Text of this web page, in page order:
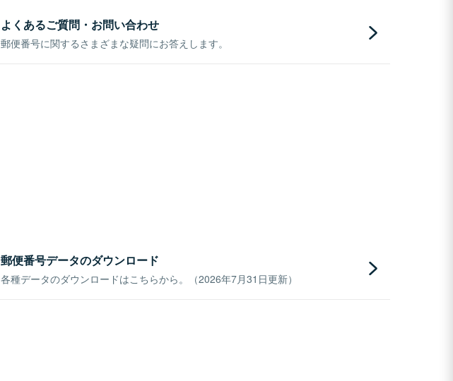
よくあるご質問・お問い合わせ
郵便番号に関するさまざまな疑問にお答えします。
郵便番号データのダウンロード
各種データのダウンロードはこちらから。（2026年7月31日更新）